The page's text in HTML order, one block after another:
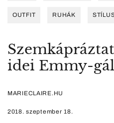
OUTFIT RUHÁK
idei Emmy-
MARIECLAIRE.HU
2018. szeptember 18.